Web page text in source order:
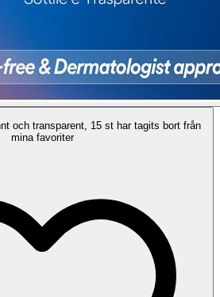
och transparent, 15 st har tagits bort från
mina favoriter